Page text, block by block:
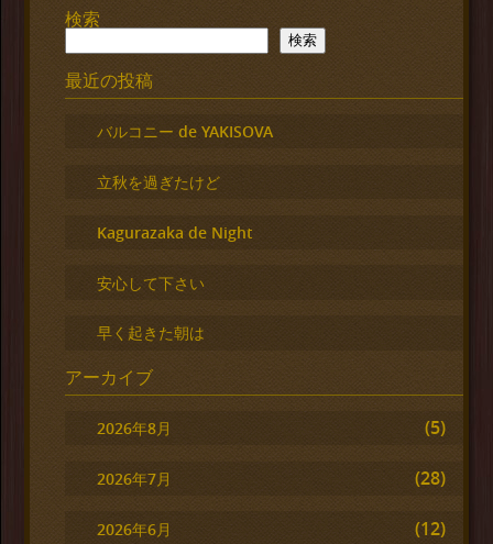
検索
検索
最近の投稿
バルコニー de YAKISOVA
立秋を過ぎたけど
Kagurazaka de Night
安心して下さい
早く起きた朝は
アーカイブ
2026年8月 (5)
2026年7月 (28)
2026年6月 (12)